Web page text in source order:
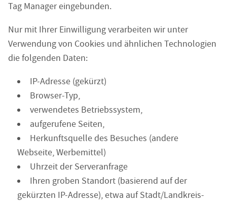
Tag Manager eingebunden.
Nur mit Ihrer Einwilligung verarbeiten wir unter
Verwendung von Cookies und ähnlichen Technologien
die folgenden Daten:
IP-Adresse (gekürzt)
Browser-Typ,
verwendetes Betriebssystem,
aufgerufene Seiten,
Herkunftsquelle des Besuches (andere
Webseite, Werbemittel)
Uhrzeit der Serveranfrage
Ihren groben Standort (basierend auf der
gekürzten IP-Adresse), etwa auf Stadt/Landkreis-